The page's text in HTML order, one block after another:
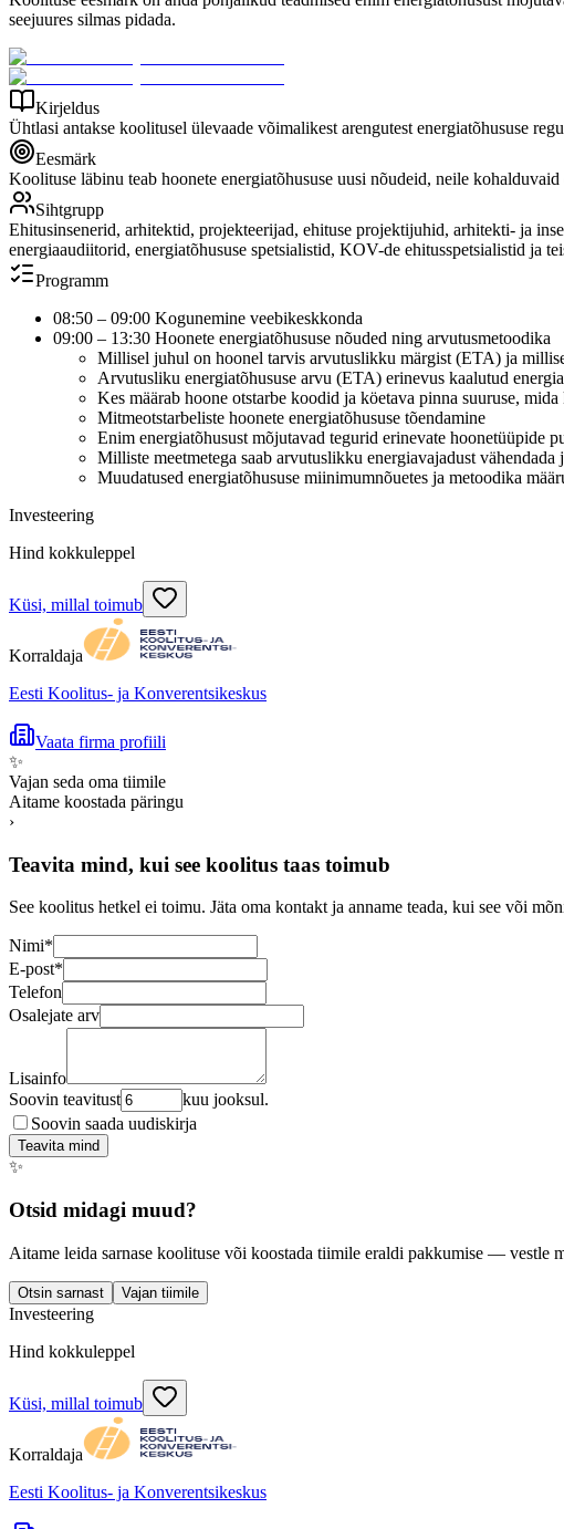
seejuures silmas pidada.
Kirjeldus
Ühtlasi antakse koolitusel ülevaade võimalikest arengutest energiatõhususe
Eesmärk
Koolituse läbinu teab hoonete energiatõhususe uusi nõudeid, neile
Sihtgrupp
Ehitusinsenerid, arhitektid, projekteerijad, ehituse projektijuhid, arhitekti- ja
energiaaudiitorid, energiatõhususe spetsialistid, KOV-de ehitusspetsialistid ja
Programm
08:50 – 09:00 Kogunemine veebikeskkonda
09:00 – 13:30 Hoonete energiatõhususe nõuded ning arvutusmetoodika
Millisel juhul on hoonel tarvis arvutuslikku märgist (ETA) ja
Arvutusliku energiatõhususe arvu (ETA) erinevus kaalutud
Kes määrab hoone otstarbe koodid ja köetava pinna suuruse,
Mitmeotstarbeliste hoonete energiatõhususe tõendamine
Enim energiatõhusust mõjutavad tegurid erinevate hoonetüüpide
Milliste meetmetega saab arvutuslikku energiavajadust vähendada
Muudatused energiatõhususe miinimumnõuetes ja metoodika
Investeering
Hind kokkuleppel
Küsi, millal toimub
Korraldaja
Eesti Koolitus- ja Konverentsikeskus
Vaata firma profiili
✨
Vajan seda oma tiimile
Aitame koostada päringu
›
Teavita mind, kui see koolitus taas toimub
See koolitus hetkel ei toimu. Jäta oma kontakt ja anname teada, kui see või
Nimi*
E-post*
Telefon
Osalejate arv
Lisainfo
Soovin teavitust
kuu jooksul.
Soovin saada uudiskirja
Teavita mind
✨
Otsid midagi muud?
Aitame leida sarnase koolituse või koostada tiimile eraldi pakkumise — vestle
Otsin sarnast Vajan tiimile
Investeering
Hind kokkuleppel
Küsi, millal toimub
Korraldaja
Eesti Koolitus- ja Konverentsikeskus